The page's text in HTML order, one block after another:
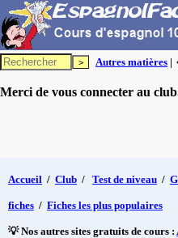
Autres matières |
Merci de vous connecter au
Accueil / Club / Test de niveau /
fiches / Fiches les plus populaires
💡 Nos autres sites gratuits de cours :